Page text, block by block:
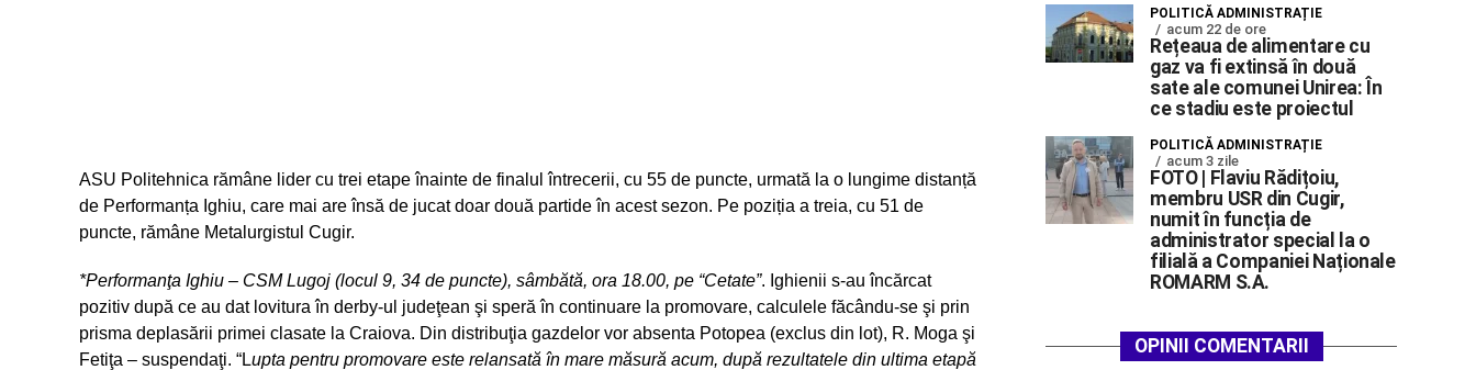
ASU Politehnica rămâne lider cu trei etape înainte de finalul întrecerii, cu 55 de puncte, urmată la o lungime distanță
de Performanța Ighiu, care mai are însă de jucat doar două partide în acest sezon. Pe poziția a treia, cu 51 de
puncte, rămâne Metalurgistul Cugir.
*Performanţa Ighiu – CSM Lugoj (locul 9, 34 de puncte), sâmbătă, ora 18.00, pe “Cetate”. Ighienii s-au încărcat
pozitiv după ce au dat lovitura în derby-ul judeţean şi speră în continuare la promovare, calculele făcându-se şi prin
prisma deplasării primei clasate la Craiova. Din distribuţia gazdelor vor absenta Potopea (exclus din lot), R. Moga şi
Fetiţa – suspendaţi. “Lupta pentru promovare este relansată în mare măsură acum, după rezultatele din ultima etapă
POLITICĂ ADMINISTRAȚIE
acum 22 de ore
Rețeaua de alimentare cu
gaz va fi extinsă în două
sate ale comunei Unirea: În
ce stadiu este proiectul
POLITICĂ ADMINISTRAȚIE
acum 3 zile
FOTO | Flaviu Rădițoiu,
membru USR din Cugir,
numit în funcția de
administrator special la o
filială a Companiei Naționale
ROMARM S.A.
OPINII COMENTARII